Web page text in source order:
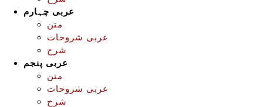
عربی چہارم
متن
عربی شروحات
شرح
عربی پنجم
متن
عربی شروحات
شرح